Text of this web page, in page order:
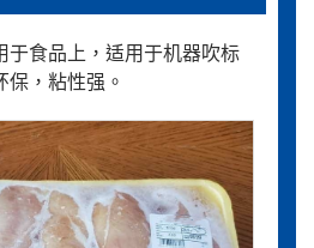
于食品上，适用于机器吹标
，粘性强。